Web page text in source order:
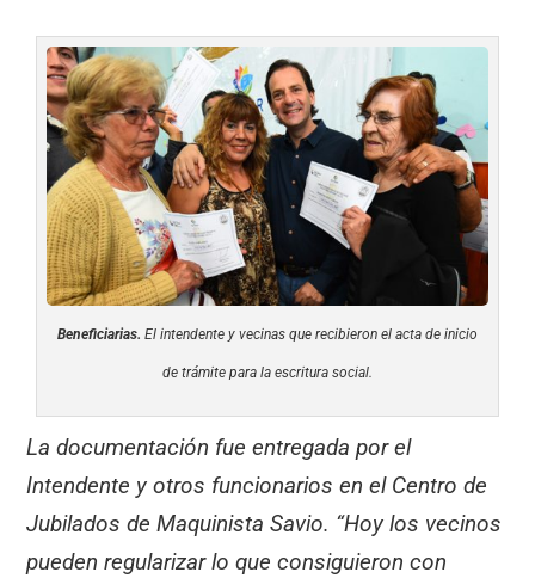
Beneficiarias. El intendente y vecinas que recibieron el acta de inicio
de trámite para la escritura social.
La documentación fue entregada por el
Intendente y otros funcionarios en el Centro de
Jubilados de Maquinista Savio. “Hoy los vecinos
pueden regularizar lo que consiguieron con